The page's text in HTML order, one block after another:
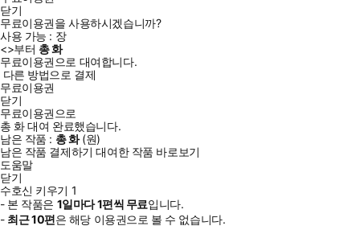
닫기
무료이용권을 사용하시겠습니까?
사용 가능 : 장
<>부터 총화
무료이용권으로 대여합니다.
다른 방법으로 결제
무료이용권
닫기
무료이용권으로
총 화대여 완료했습니다.
남은 작품 : 총화(원)
남은 작품 결제하기 대여한 작품 바로보기
도움말
닫기
수호신 키우기 1
- 본 작품은 1일마다1편씩 무료입니다.
- 최근10편은 해당 이용권으로 볼 수 없습니다.